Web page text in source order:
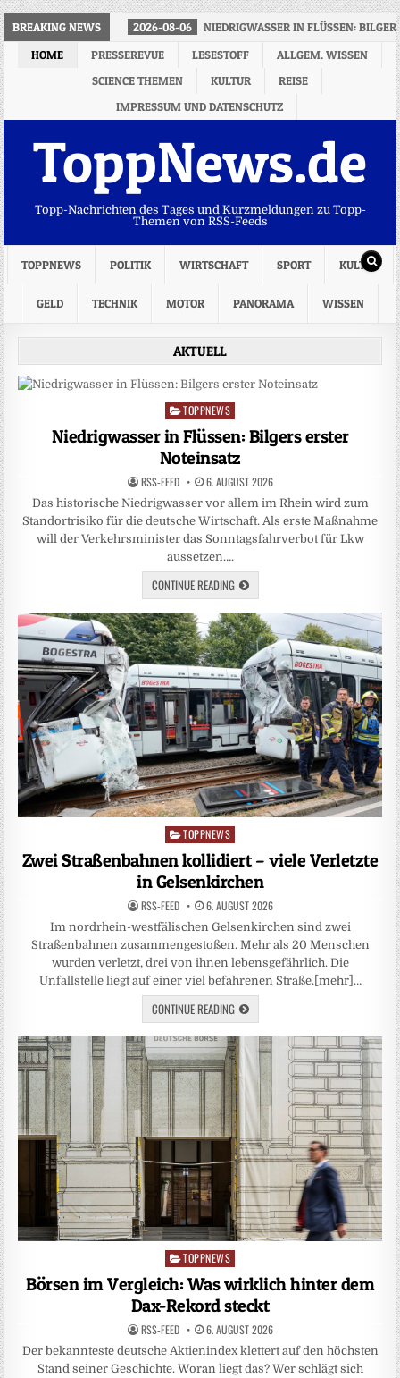
BREAKING NEWS 2026-08-06
NIEDRIGWASSER IN FLÜSSEN:
HOME
PRESSEREVUE LESESTOFF
ALLGEM. WISSEN
SCIENCE THEMEN
KULTUR
REISE
IMPRESSUM UND DATENSCHUTZ
ToppNews.de
Topp-Nachrichten des Tages und Kurzmeldungen zu Topp-
Themen von RSS-Feeds
TOPPNEWS POLITIK WIRTSCHAFT SPORT KULTUR
GELD TECHNIK MOTOR PANORAMA WISSEN
AKTUELL
Posted
in
TOPPNEWS
Niedrigwasser in Flüssen: Bilgers erster
Noteinsatz
RSS-FEED 6. AUGUST 2026
Das historische Niedrigwasser vor allem im Rhein wird zum
Standortrisiko für die deutsche Wirtschaft. Als erste Maßnahme
will der Verkehrsminister das Sonntagsfahrverbot für Lkw
aussetzen….
CONTINUE READING
Posted
TOPPNEWS
Zwei Straßenbahnen kollidiert – viele Verletzte
in Gelsenkirchen
RSS-FEED 6. AUGUST 2026
Im nordrhein-westfälischen Gelsenkirchen sind zwei
Straßenbahnen zusammengestoßen. Mehr als 20 Menschen
wurden verletzt, drei von ihnen lebensgefährlich. Die
Unfallstelle liegt auf einer viel befahrenen Straße.[mehr]…
CONTINUE READING
Posted
in
TOPPNEWS
Börsen im Vergleich: Was wirklich hinter dem
Dax-Rekord steckt
RSS-FEED 6. AUGUST 2026
Der bekannteste deutsche Aktienindex klettert auf den höchsten
Stand seiner Geschichte. Woran liegt das? Wer schlägt sich